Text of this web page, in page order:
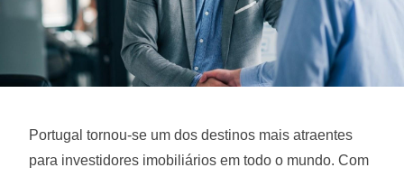
Portugal tornou-se um dos destinos mais atraentes
para investidores imobiliários em todo o mundo. Com